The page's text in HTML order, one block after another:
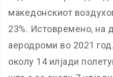
македонскиот
23%. Истовремено, на
аеродроми во 2021
околу 14 илјади